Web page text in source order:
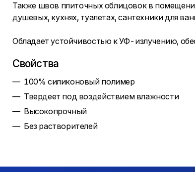
Также швов плиточных облицовок в
душевых, кухнях, туалетах, сантехники для
Обладает устойчивостью к УФ-излучению,
Свойства
100% силиконовый полимер
Твердеет под воздействием влажности
Высокопрочный
Без растворителей